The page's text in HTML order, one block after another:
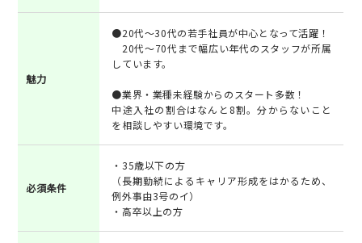
魅力
●20代～30代の若手社員が中心となって活躍！
20代～70代まで幅広い年代のスタッフが所属
しています。
●業界・業種未経験からのスタート多数！
中途入社の割合はなんと8割。分からないこと
を相談しやすい環境です。
必須条件
・35歳以下の方
（長期勤続によるキャリア形成をはかるため、
例外事由3号のイ）
・高卒以上の方